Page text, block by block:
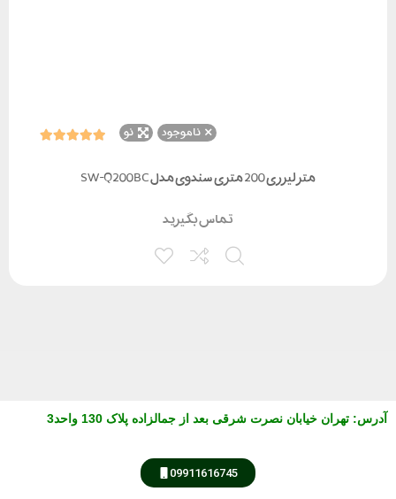
ناموجود نو
متر لیزری 200 متری سندوی مدل SW-Q200BC
تماس بگیرید
آدرس: تهران خیابان نصرت شرقی بعد از جمالزاده پلاک 130 واحد3
09911616745